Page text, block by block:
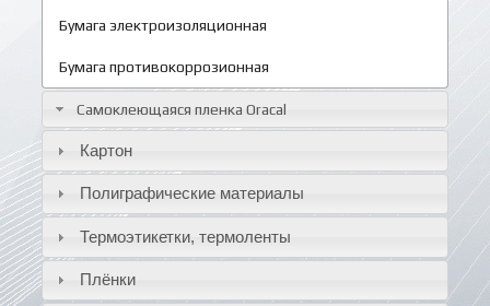
Бумага электроизоляционная
Бумага противокоррозионная
Самоклеющаяся пленка Oracal
Картон
Полиграфические материалы
Термоэтикетки, термоленты
Плёнки